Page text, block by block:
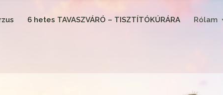
6 hetes TAVASZVÁRÓ – TISZTÍTÓKÚRÁRA Rólam